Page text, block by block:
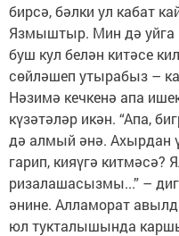
бирсә, бәлки ул кабат
Язмыштыр. Мин дә
буш кул белән китәсе
сөйләшеп утырабыз –
Нәзимә кечкенә апа
күзәтәләр икән. “Апа,
дә алмый әнә. Ахырдан
гарип, кияүгә китмәсә?
ризалашасызмы...” –
әнине. Алламорат
юл тукталышында